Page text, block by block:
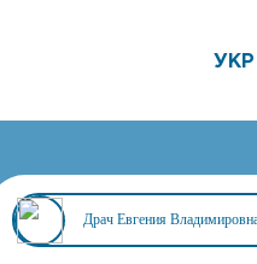
УКР
Драч Евгения